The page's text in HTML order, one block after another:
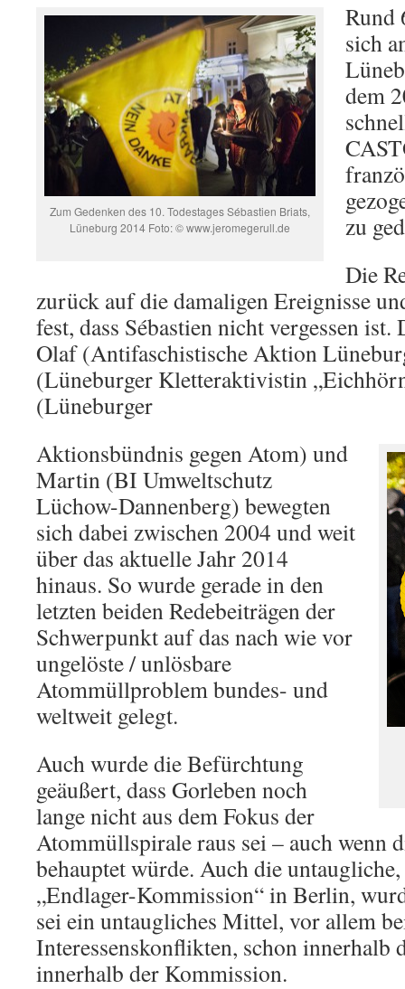
Zum Gedenken des 10. Todestages Sébastien Briats,
Lüneburg 2014 Foto: © www.jeromegerull.de
Rund
sich
dem
zu
Die
zurück auf die damaligen Ereignisse
fest, dass Sébastien nicht vergessen ist.
Olaf (Antifaschistische Aktion
(Lüneburger Kletteraktivistin
(Lüneburger
Aktionsbündnis gegen Atom) und
Martin (BI Umweltschutz
Lüchow-Dannenberg) bewegten
sich dabei zwischen 2004 und weit
über das aktuelle Jahr 2014
hinaus. So wurde gerade in den
letzten beiden Redebeiträgen der
Schwerpunkt auf das nach wie vor
ungelöste / unlösbare
Atommüllproblem bundes- und
weltweit gelegt.
Auch wurde die Befürchtung
geäußert, dass Gorleben noch
lange nicht aus dem Fokus der
Atommüllspirale raus sei – auch wenn
behauptet würde. Auch die untaugliche,
„Endlager-Kommission“ in Berlin,
sei ein untaugliches Mittel, vor allem
Interessenskonflikten, schon innerhalb
innerhalb der Kommission.